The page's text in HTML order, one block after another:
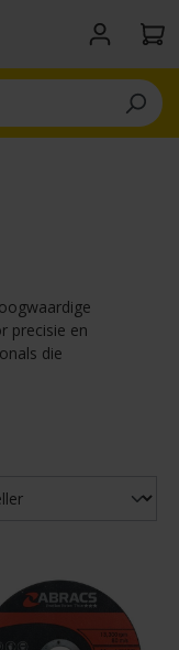
precisie en
die